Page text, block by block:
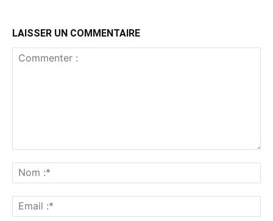
LAISSER UN COMMENTAIRE
:*
:*